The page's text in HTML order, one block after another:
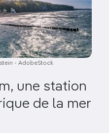
- AdobeStock
une station
de la mer